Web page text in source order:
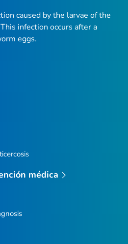
caused by the larvae of the
infection occurs after a
eggs.
médica